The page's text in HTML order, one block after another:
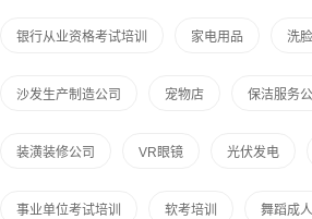
银行从业资格考试培训 家电用品 洗
沙发生产制造公司 宠物店 保洁服务
装潢装修公司 VR眼镜 光伏发电
事业单位考试培训 软考培训 舞蹈成